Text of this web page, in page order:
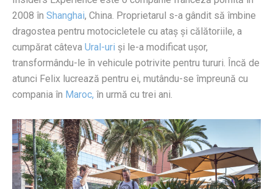
2008 în Shanghai, China. Proprietarul s-a gândit să îmbine
dragostea pentru motocicletele cu ataș și călătoriile, a
cumpărat câteva Ural-uri și le-a modificat ușor,
transformându-le în vehicule potrivite pentru tururi. Încă de
atunci Felix lucrează pentru ei, mutându-se împreună cu
compania în Maroc, în urmă cu trei ani.